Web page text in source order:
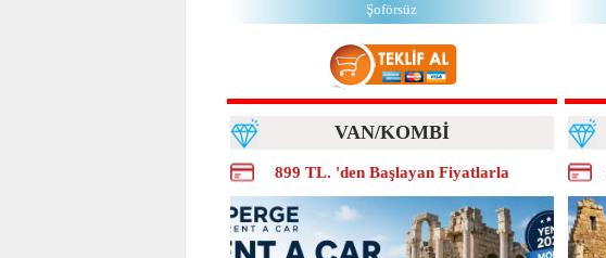
Şoförsüz
VAN/KOMBİ
899 TL. 'den Başlayan Fiyatlarla